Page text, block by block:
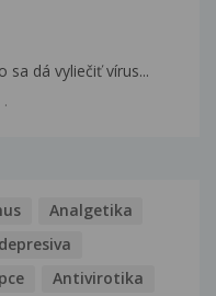
sa dá vyliečiť vírus...
Analgetika
Antivirotika